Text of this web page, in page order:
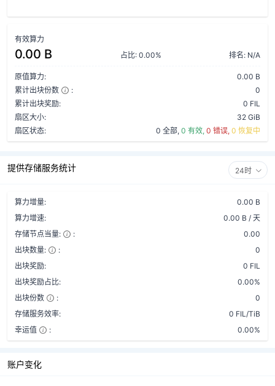
有效算力
0.00 B 占比: 0.00% 排名: N/A
原值算力:
0.00 B
累计出块份数
:
0
累计出块奖励:
0 FIL
扇区大小:
32 GiB
扇区状态:
0 全部, 0 有效, 0 错误, 0 恢复中
提供存储服务统计 24时
算力增量:
0.00 B
算力增速:
0.00 B / 天
存储节点当量:
:
0.00
出块数量:
:
0
出块奖励:
0 FIL
出块奖励占比:
0.00%
出块份数
:
0
存储服务效率:
0 FIL/TiB
幸运值
: 0.00%
账户变化